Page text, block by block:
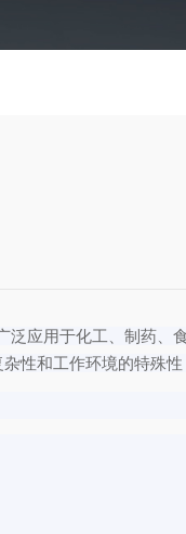
应用于化工、制药
性和工作环境的特殊